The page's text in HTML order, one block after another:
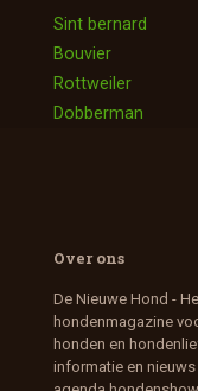
Sint bernard
Bouvier
Rottweiler
Dobberman
Over ons
De Nieuwe Hond -
hondenmagazine
honden en
informatie en nieuws